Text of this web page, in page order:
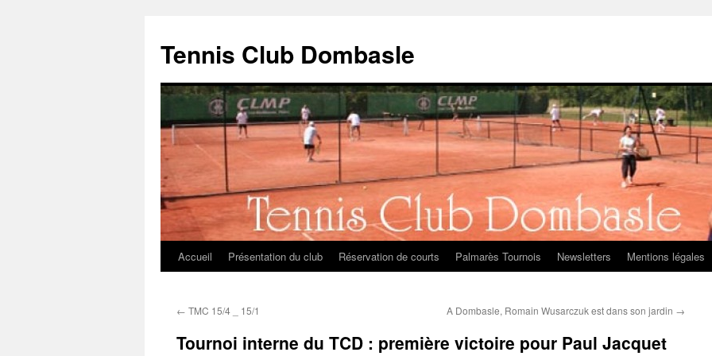
contenu
Tennis Club Dombasle
Accueil Présentation du club Réservation de courts Palmarès Tournois Newsletters Mentions légales
← TMC 15/4 _ 15/1 A Dombasle, Romain Wusarczuk est dans son jardin →
Tournoi interne du TCD : première victoire pour Paul Jacquet